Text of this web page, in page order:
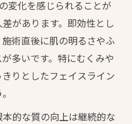
変化を感じられることが
があります。即効性とし
術直後に肌の明るさやふ
多いです。特にむくみや
りとしたフェイスライン
的な質の向上は継続的な